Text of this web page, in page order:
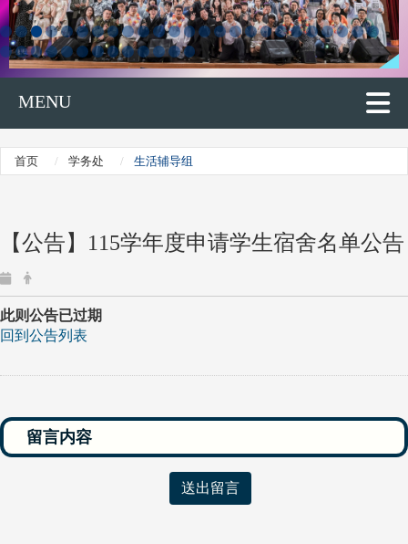
MENU
首页 学务处 生活辅导组
【公告】115学年度申请学生宿舍名单公告
此则公告已过期
回到公告列表
送出留言